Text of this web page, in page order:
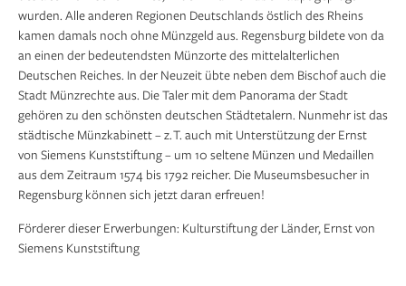
wurden. Alle anderen Regionen Deutschlands östlich des Rheins
kamen damals noch ohne Münzgeld aus. Regensburg bildete von da
an einen der bedeutendsten Münzorte des mittelalterlichen
Deutschen Reiches. In der Neuzeit übte neben dem Bischof auch die
Stadt Münzrechte aus. Die Taler mit dem Panorama der Stadt
gehören zu den schönsten deutschen Städte­talern. Nunmehr ist das
städtische Münzkabinett – z. T. auch mit Unterstützung der Ernst
von Siemens Kunststiftung – um 10 seltene Münzen und Medaillen
aus dem Zeitraum 1574 bis 1792 reicher. Die Museums­besucher in
Regensburg können sich jetzt daran erfreuen!
Förderer dieser Erwerbungen: Kulturstiftung der Länder, Ernst von
Siemens Kunststiftung